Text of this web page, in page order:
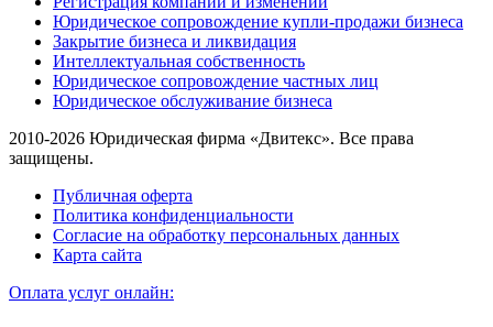
Юридическое сопровождение купли-продажи бизнеса
Закрытие бизнеса и ликвидация
Интеллектуальная собственность
Юридическое сопровождение частных лиц
Юридическое обслуживание бизнеса
2010-2026 Юридическая фирма «Двитекс». Все права
защищены.
Публичная оферта
Политика конфиденциальности
Согласие на обработку персональных данных
Карта сайта
Оплата услуг онлайн: